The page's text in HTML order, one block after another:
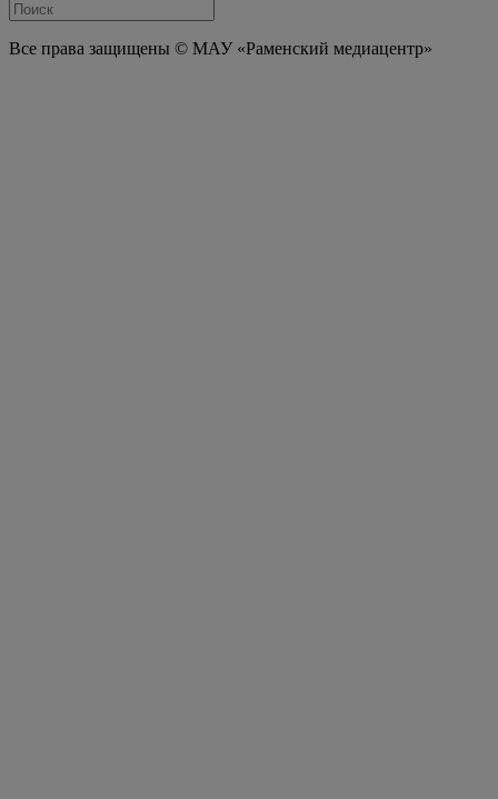
Все права защищены © МАУ «Раменский медиацентр»